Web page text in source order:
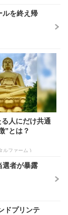
ルを終え帰
人にだけ共通
”とは？
ルファーム )
選者が暴露
ドプリンテ